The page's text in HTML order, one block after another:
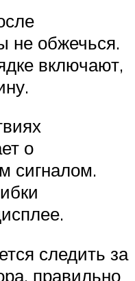
не обжечься.
включают,
о
сигналом.
следить за
правильно